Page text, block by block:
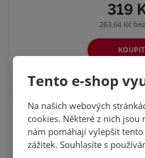
Tento e-shop
Na našich webových
cookies. Některé z nich jsou
nám pomáhají vylepšit
zážitek. Souhlasíte s
319
263,64 Kč
KOUPIT